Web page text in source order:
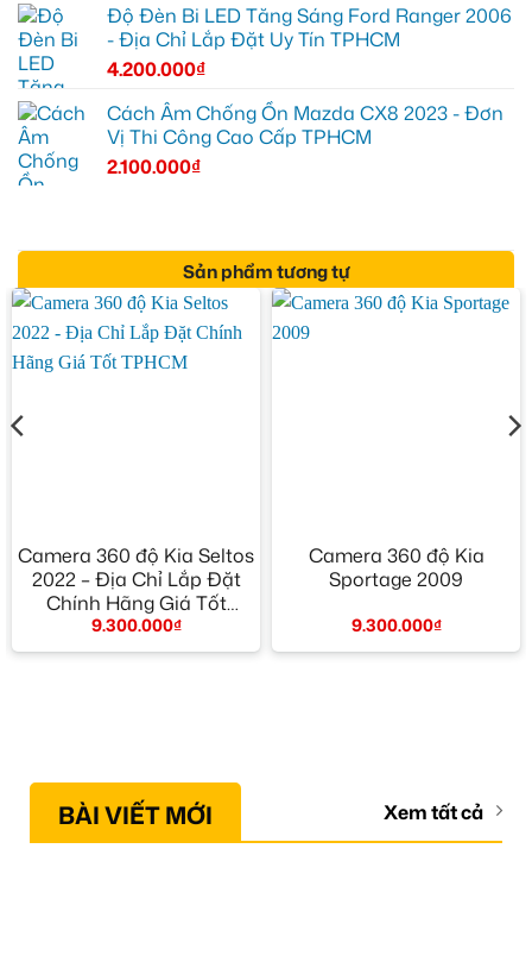
Độ Đèn Bi LED Tăng Sáng Ford Ranger 2006
- Địa Chỉ Lắp Đặt Uy Tín TPHCM
4.200.000₫
Cách Âm Chống Ồn Mazda CX8 2023 - Đơn
Vị Thi Công Cao Cấp TPHCM
2.100.000₫
Sản phẩm tương tự
Camera 360 độ Kia Seltos
2022 – Địa Chỉ Lắp Đặt
Chính Hãng Giá Tốt
TPHCM
9.300.000₫
Camera 360 độ Kia
Sportage 2009
9.300.000₫
BÀI VIẾT MỚI Xem tất cả